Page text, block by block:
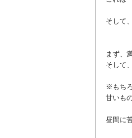
そして
まず、
そして
※もち
甘いも
昼間に